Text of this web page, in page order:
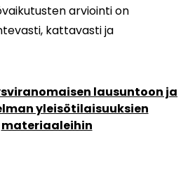
arviointi on
kattavasti ja
lausuntoon ja
yleisötilaisuuksien
materiaaleihin